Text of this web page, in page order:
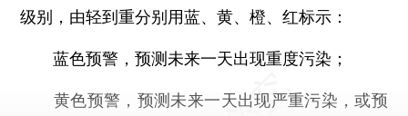
级别，由轻到重分别用蓝、黄、橙、红标示：
蓝色预警，预测未来一天出现重度污染；
黄色预警，预测未来一天出现严重污染，或预